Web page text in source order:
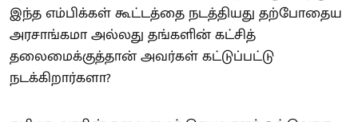
இந்த எம்பிக்கள் கூட்டத்தை நடத்தியது தற்போதைய
அரசாங்கமா அல்லது தங்களின் கட்சித்
தலைமைக்குத்தான் அவர்கள் கட்டுப்பட்டு
நடக்கிறார்களா?